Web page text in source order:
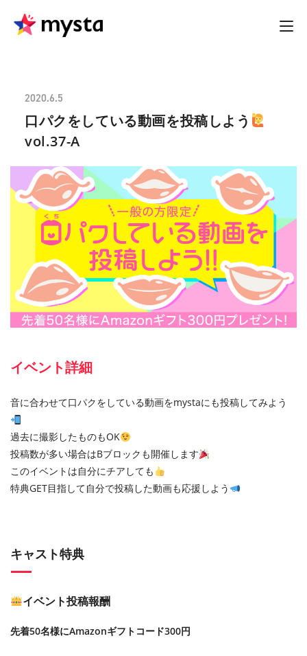
2020.6.5
口パクをしている動画を投稿しよう
vol.37-A
イベント詳細
音に合わせて口パクをしている動画をmystaにも投稿してみよう
過去に撮影したものもOK
投稿数が多い場合はBブロックも開催します
このイベントは自分にチアしても
特典GET目指して自分で投稿した動画も応援しよう
キャスト特典
イベント投稿報酬
先着50名様にAmazonギフトコード300円